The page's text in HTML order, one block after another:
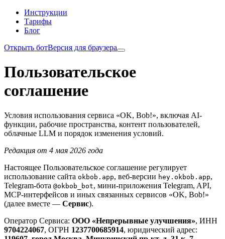
Инструкции
Тарифы
Блог
Открыть ботВерсия для браузера
Пользовательское
соглашение
Условия использования сервиса «OK, Bob!», включая AI-
функции, рабочие пространства, контент пользователей,
облачные LLM и порядок изменения условий.
Редакция от 4 мая 2026 года
Настоящее Пользовательское соглашение регулирует
использование сайта okbob.app, веб-версии hey.okbob.app,
Telegram-бота @okbob_bot, мини-приложения Telegram, API,
MCP-интерфейсов и иных связанных сервисов «OK, Bob!»
(далее вместе — Сервис).
Оператор Сервиса: ООО «Непрерывные улучшения», ИНН
9704224067, ОГРН 1237700685914, юридический адрес: